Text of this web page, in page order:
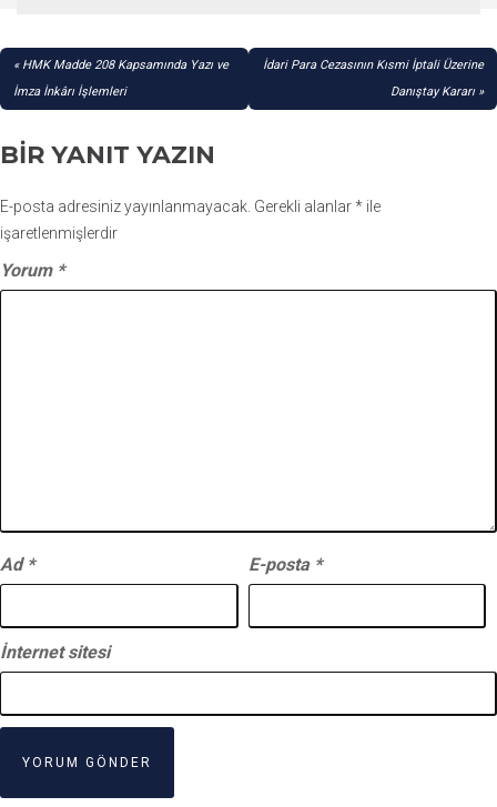
YAZI
GEZINMESI
HMK Madde 208 Kapsamında Yazı ve
İmza İnkârı İşlemleri
İdari Para Cezasının Kısmi İptali Üzerine
Danıştay Kararı
BIR YANIT YAZIN
E-posta adresiniz yayınlanmayacak. Gerekli alanlar* ile
işaretlenmişlerdir
Yorum *
Ad * E-posta *
İnternet sitesi